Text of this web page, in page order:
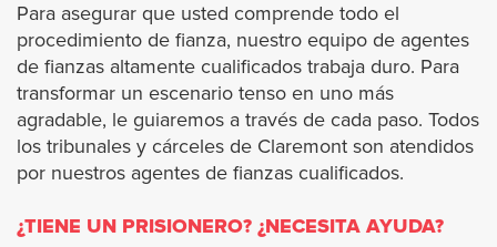
Azusa
Agoura Hills
Baldwin Park
Para asegurar que usted comprende todo el
procedimiento de fianza, nuestro equipo de agentes
de fianzas altamente cualificados trabaja duro. Para
transformar un escenario tenso en uno más
agradable, le guiaremos a través de cada paso. Todos
los tribunales y cárceles de Claremont son atendidos
por nuestros agentes de fianzas cualificados.
¿TIENE UN PRISIONERO? ¿NECESITA AYUDA?